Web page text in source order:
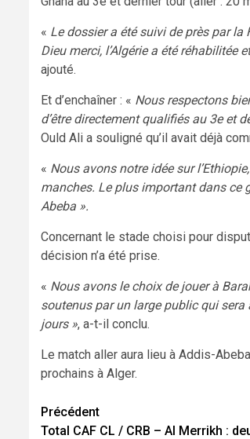
« Le dossier a été suivi de près par la
Dieu merci, l’Algérie a été
ajouté.
Et d’enchaîner : « Nous respectons
d’être directement qualifiés au 3e et
Ould Ali a souligné qu’il avait déjà
« Nous avons notre idée sur
manches. Le plus important dans ce
Abeba ».
Concernant le stade choisi pour
décision n’a été prise.
« Nous avons le choix de jouer à
soutenus par un large public qui
jours », a-t-il conclu.
Le match aller aura lieu à Addis-
prochains à Alger.
Navigation
Précédent
Total CAF CL / CRB – Al Merrikh :